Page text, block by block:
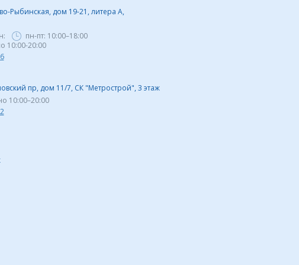
Рыбинская, дом 19-21, литера А,
пн-пт: 10:00–18:00
10:00-20:00
пр, дом 11/7, СК "Метрострой", 3 этаж
10:00–20:00